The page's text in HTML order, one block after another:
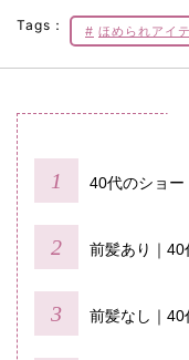
Tags： ほめられアイ
40代のショー
前髪あり｜
前髪なし｜